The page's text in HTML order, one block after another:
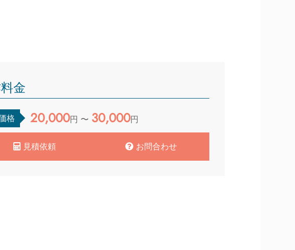
金
格 20,000円 〜 30,000円
見積依頼 お問合わせ